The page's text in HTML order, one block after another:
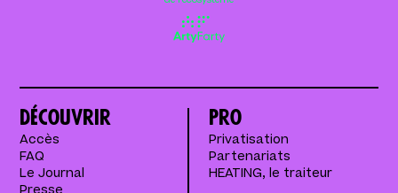
Découvrir
Accès
FAQ
Le Journal
Pro
Privatisation
Partenariats
HEATING, le traiteur